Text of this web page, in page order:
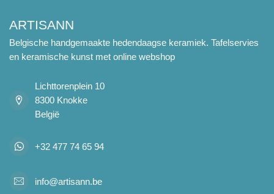
ARTISANN
Belgische handgemaakte hedendaagse keramiek. Tafelservies
en keramische kunst met online webshop
Lichttorenplein 10
8300 Knokke
België
+32 477 74 65 94
info@artisann.be